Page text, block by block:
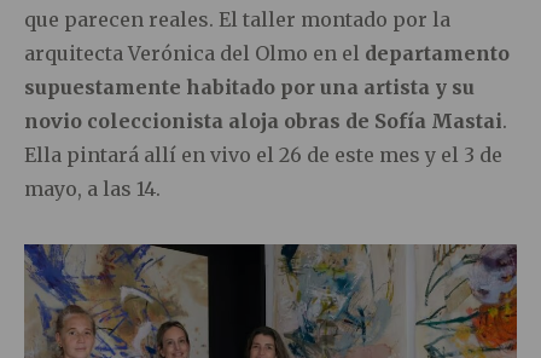
que parecen reales. El taller montado por la
arquitecta Verónica del Olmo en el departamento
supuestamente habitado por una artista y su
novio coleccionista aloja obras de Sofía Mastai.
Ella pintará allí en vivo el 26 de este mes y el 3 de
mayo, a las 14.